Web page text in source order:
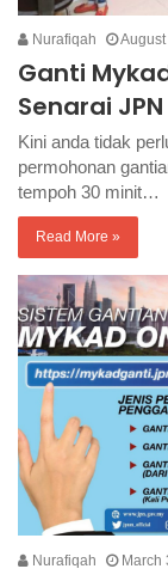
Nurafiqah August
Ganti
Senarai
Kini anda tidak
permohonan
tempoh 30 minit…
Read More »
Nurafiqah March